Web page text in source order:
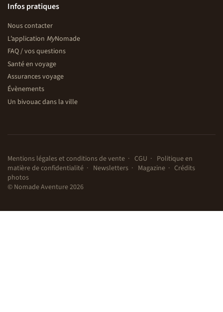
Infos pratiques
Nous contacter
L’application MyNomade
FAQ / vos questions
Santé en voyage
Assurances voyage
Évènements
Un bivouac dans la ville
Mentions légales et conditions de vente CGU
Politique en
matière de confidentialité
Newsletters Magazine
Crédits
photos
© Nomade Aventure 2026